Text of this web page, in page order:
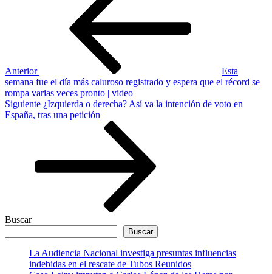
Anterior
Esta
semana fue el día más caluroso registrado y espera que el récord se
rompa varias veces pronto | video
Siguiente
entrada
Siguiente ¿Izquierda o derecha? Así va la intención de voto en
España, tras una petición
Buscar
Buscar
La Audiencia Nacional investiga presuntas influencias
indebidas en el rescate de Tubos Reunidos